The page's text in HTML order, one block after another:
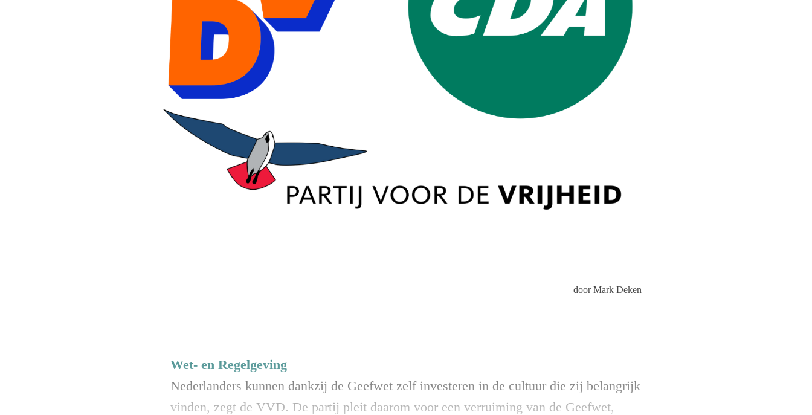
doorMark Deken
Wet- en Regelgeving
Nederlanders kunnen dankzij de Geefwet zelf investeren in de cultuur die zij belangrijk
vinden, zegt de VVD. De partij pleit daarom voor een verruiming van de Geefwet,